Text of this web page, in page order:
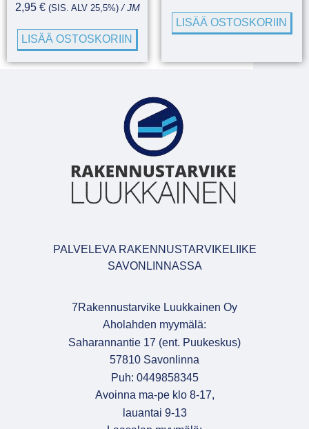
2,95 € (SIS. ALV 25,5%)/ JM
LISÄÄ OSTOSKORIIN
LISÄÄ OSTOSKORIIN
PALVELEVA RAKENNUSTARVIKELIIKE
SAVONLINNASSA
7Rakennustarvike Luukkainen Oy
Aholahden myymälä:
Saharannantie 17 (ent. Puukeskus)
57810 Savonlinna
Puh: 0449858345
Avoinna ma-pe klo 8-17,
lauantai 9-13